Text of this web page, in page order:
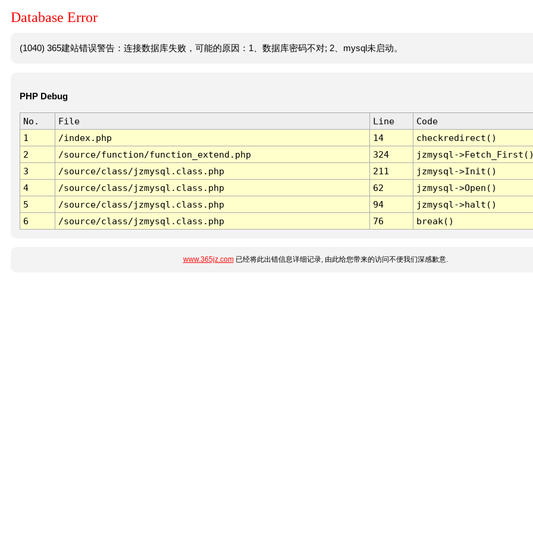
Database Error
(1040) 365建站错误警告：连接数据库失败，可能的原因：1、数据库密码不对; 2、mysql未启动。
PHP Debug
No. File Line
Code
1
/index.php 14
checkredirect()
2
/source/function/function_extend.php 324
jzmysql-
3
/source/class/jzmysql.class.php 211
jzmysql->Init()
4
/source/class/jzmysql.class.php 62
jzmysql->Open()
5
/source/class/jzmysql.class.php 94
jzmysql->halt()
6
/source/class/jzmysql.class.php 76 break()
www.365jz.com已经将此出错信息详细记录, 由此给您带来的访问不便我们深感歉意.